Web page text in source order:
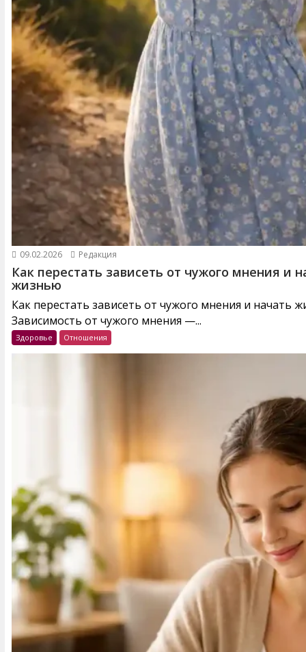
09.02.2026 Редакция
Как перестать зависеть от чужого мнения и
жизнью
Как перестать зависеть от чужого мнения и начать
Зависимость от чужого мнения —...
Здоровье Отношения